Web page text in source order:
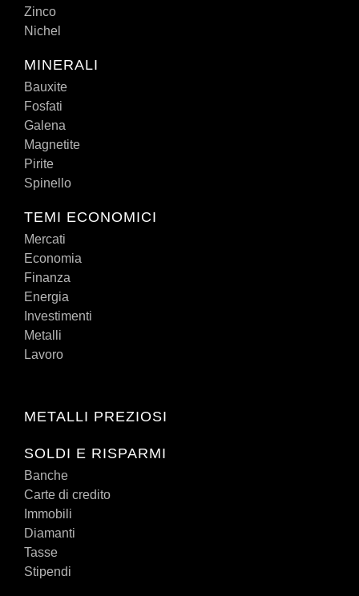
Zinco
Nichel
MINERALI
Bauxite
Fosfati
Galena
Magnetite
Pirite
Spinello
TEMI ECONOMICI
Mercati
Economia
Finanza
Energia
Investimenti
Metalli
Lavoro
METALLI PREZIOSI
SOLDI E RISPARMI
Banche
Carte di credito
Immobili
Diamanti
Tasse
Stipendi